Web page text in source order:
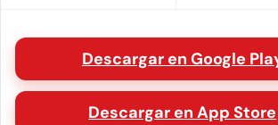
Descargar en Google
Descargar en App Store